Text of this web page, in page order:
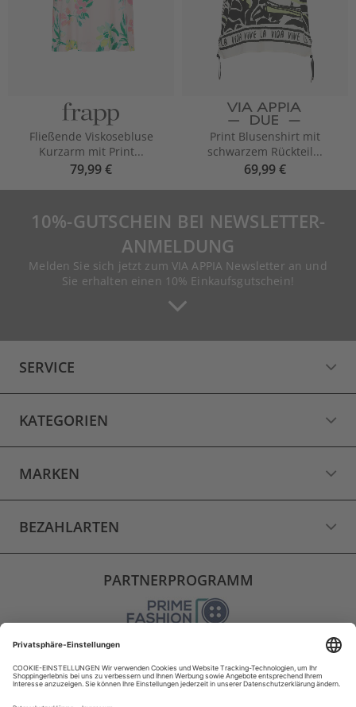
Fließende Viskosebluse
Kurzarm mit Print...
79,99 €
Print Blusenshirt mit
schwarzem Rückteil...
69,99 €
10%-GUTSCHEIN BEI NEWSLETTER-
ANMELDUNG
Melden Sie sich jetzt zum VIA APPIA Newsletter an und
Sie erhalten einen 10% Einkaufsgutschein!
SERVICE
KATEGORIEN
MARKEN
BEZAHLARTEN
PARTNERPROGRAMM
VERSAND